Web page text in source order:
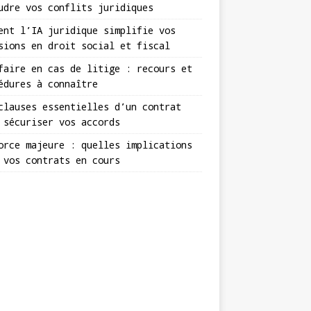
vos conflits juridiques
l’IA juridique simplifie vos
en droit social et fiscal
faire en cas de litige : recours et
à connaître
essentielles d’un contrat
sécuriser vos accords
majeure : quelles implications
vos contrats en cours